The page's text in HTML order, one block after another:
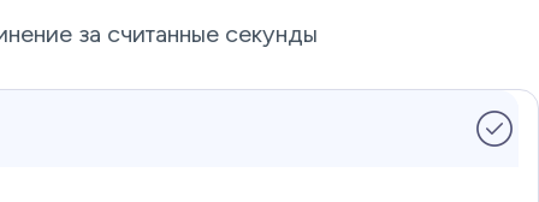
за считанные секунды